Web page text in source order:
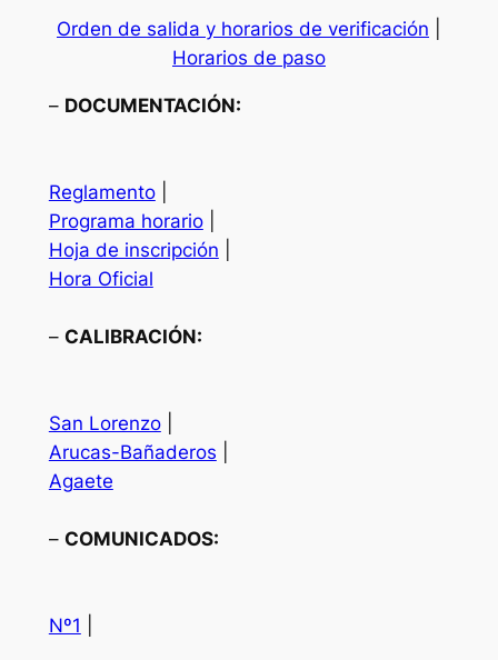
Orden de salida y horarios de verificación
Horarios de paso
– DOCUMENTACIÓN:
Reglamento|
Programa horario|
Hoja de inscripción
Hora Oficial
– CALIBRACIÓN:
San Lorenzo|
Arucas-Bañaderos
Agaete
– COMUNICADOS:
Nº1